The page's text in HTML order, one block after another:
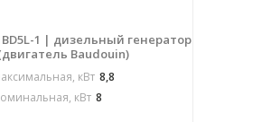
1 | дизельный генератор
Baudouin)
кВт 8,8
кВт 8